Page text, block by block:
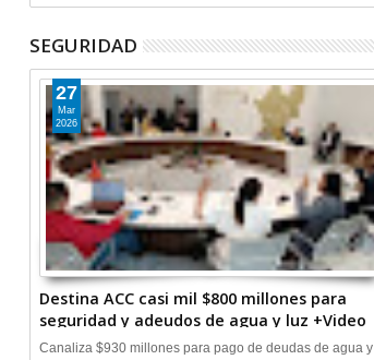
SEGURIDAD
Destina ACC casi mil $800 millones para
seguridad y adeudos de agua y luz +Video
27
Mar
2026
Canaliza $930 millones para pago de deudas de agua y